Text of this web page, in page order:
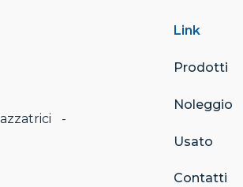
-
Link
Prodotti
Noleggio
Usato
Contatti